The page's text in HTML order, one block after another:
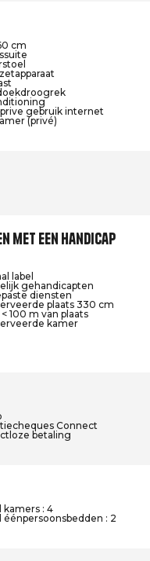
cm
gebruik internet
(privé)
met een handicap
label
gehandicapten
diensten
plaats 330 cm
100 m van plaats
kamer
Connect
betaling
kamers : 4
éénpersoonsbedden : 2